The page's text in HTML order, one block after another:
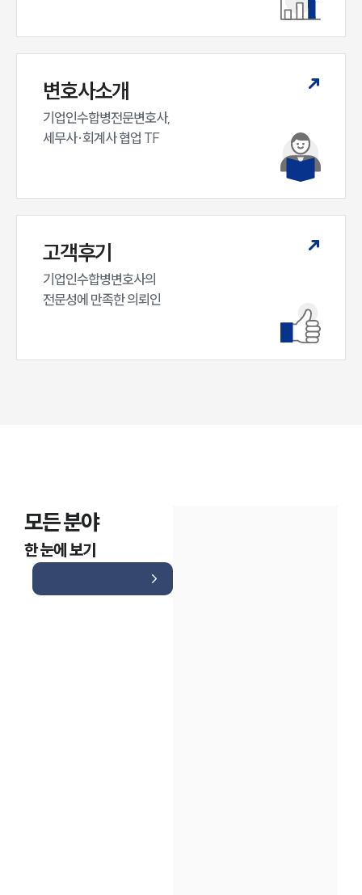
구성원 소개
소식/자료
법률서식
대륜법률상담예약
변호사소개
기업인수합병전문변호사,
세무사·회계사 협업 TF
고객후기
기업인수합병변호사의
전문성에 만족한 의뢰인
모든 분야
한 눈에 보기